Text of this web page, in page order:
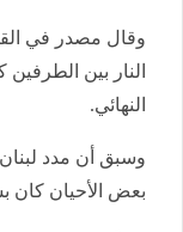
وقال مصدر في
النار بين
النهائي.
وسبق أن مدد
بعض الأحيان